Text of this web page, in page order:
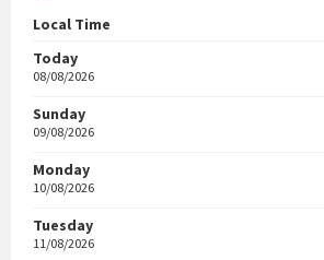
Local Time
Today
08/08/2026
Sunday
09/08/2026
Monday
10/08/2026
Tuesday
11/08/2026